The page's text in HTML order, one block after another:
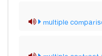
multiple